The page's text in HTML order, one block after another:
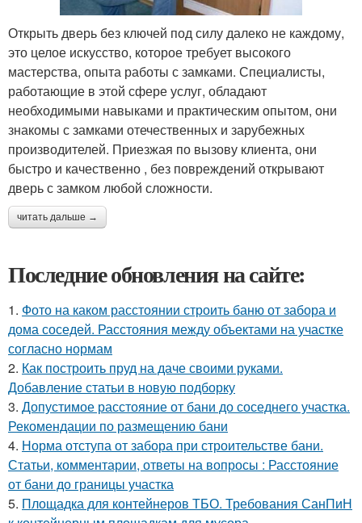
Открыть дверь без ключей под силу далеко не каждому,
это целое искусство, которое требует высокого
мастерства, опыта работы с замками. Специалисты,
работающие в этой сфере услуг, обладают
необходимыми навыками и практическим опытом, они
знакомы с замками отечественных и зарубежных
производителей. Приезжая по вызову клиента, они
быстро и качественно , без повреждений открывают
дверь с замком любой сложности.
читать дальше →
Последние обновления на сайте:
1. Фото на каком расстоянии строить баню от забора и
дома соседей. Расстояния между объектами на участке
согласно нормам
2. Как построить пруд на даче своими руками.
Добавление статьи в новую подборку
3. Допустимое расстояние от бани до соседнего участка.
Рекомендации по размещению бани
4. Норма отступа от забора при строительстве бани.
Статьи, комментарии, ответы на вопросы : Расстояние
от бани до границы участка
5. Площадка для контейнеров ТБО. Требования СанПиН